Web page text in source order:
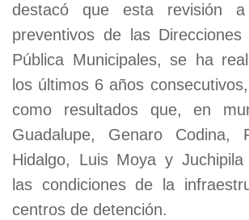
destacó que esta revisión
preventivos de las Direcciones
Pública Municipales, se ha
los últimos 6 años
como resultados que, en
Guadalupe, Genaro Codina,
Hidalgo, Luis Moya y
las condiciones de la
centros de detención.